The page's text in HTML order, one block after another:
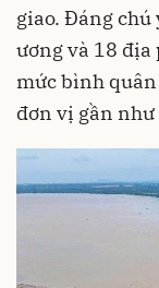
giao. Đáng chú
ương và 18 địa
mức bình
đơn vị gần